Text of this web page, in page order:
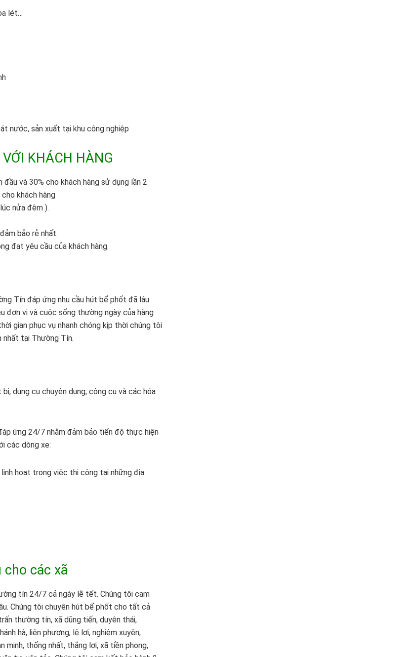
lét…
nước, sản xuất tại khu công nghiệp
KHÁCH HÀNG
và 30% cho khách hàng sử dụng lần 2
khách hàng
nửa đêm ).
bảo rẻ nhất.
đạt yêu cầu của khách hàng.
Tín đáp ứng nhu cầu hút bể phốt đã lâu
đơn vị và cuộc sống thường ngày của hàng
gian phục vụ nhanh chóng kịp thời chúng tôi
nhất tại Thường Tín.
dụng cụ chuyên dụng, công cụ và các hóa
ứng 24/7 nhằm đảm bảo tiến độ thực hiện
các dòng xe:
hoạt trong việc thi công tại những địa
các xã
tín 24/7 cả ngày lễ tết. Chúng tôi cam
Chúng tôi chuyên hút bể phốt cho tất cả
thường tín, xã dũng tiến, duyên thái,
hà, liên phương, lê lợi, nghiêm xuyên,
minh, thống nhất, thắng lợi, xã tiền phong,